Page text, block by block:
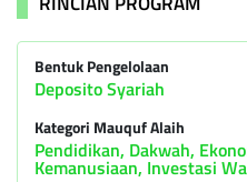
Bentuk Pengelolaan
Deposito Syariah
Kategori Mauquf Alaih
Pendidikan, Dakwah,
Kemanusiaan, Investasi